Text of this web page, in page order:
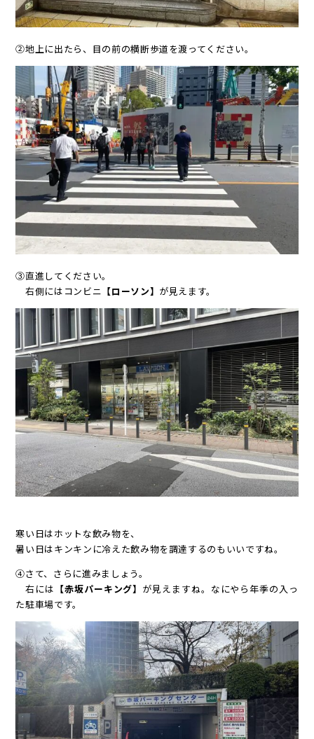
②地上に出たら、目の前の横断歩道を渡ってください。
③直進してください。
右側にはコンビニ 【ローソン】 が見えます。
寒い日はホットな飲み物を、
暑い日はキンキンに冷えた飲み物を調達するのもいいですね。
④さて、さらに進みましょう。
右には 【赤坂パーキング】 が見えますね。なにやら年季の入っ
た駐車場です。